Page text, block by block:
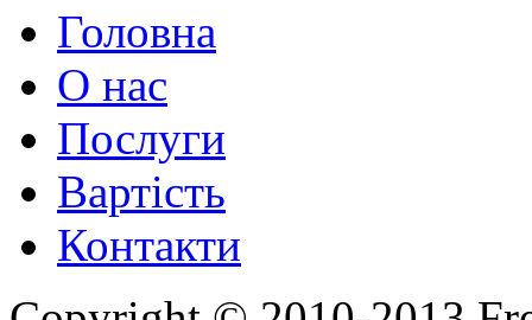
Головна
О нас
Послуги
Вартість
Контакти